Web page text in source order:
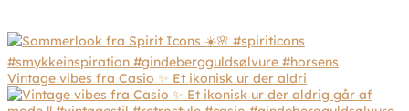
Vintage vibes fra Casio ✨ Et ikonisk ur der aldri